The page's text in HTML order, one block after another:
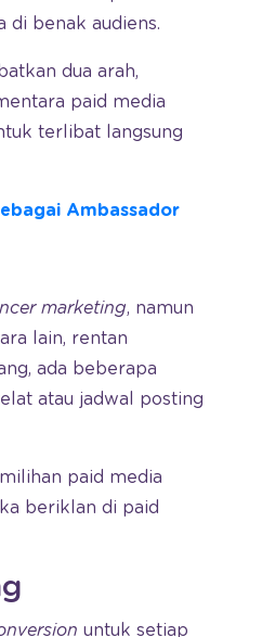
di benak audiens.
dua arah,
paid media
terlibat langsung
Ambassador
marketing, namun
lain, rentan
ada beberapa
atau jadwal posting
paid media
beriklan di paid
untuk setiap